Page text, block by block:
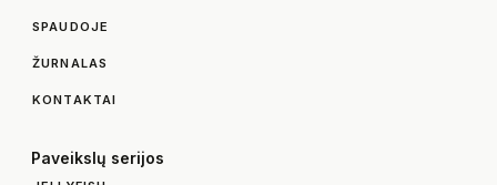
SPAUDOJE
ŽURNALAS
KONTAKTAI
Paveikslų serijos